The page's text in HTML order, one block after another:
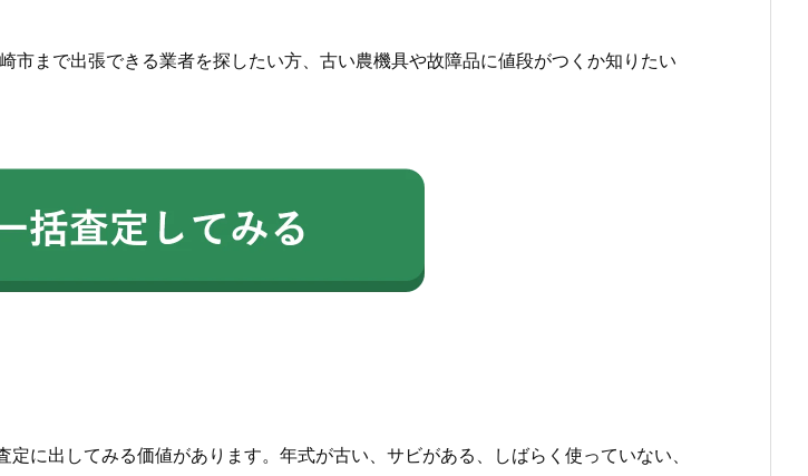
まで出張できる業者を探したい方、古い農機具や故障品に値段がつくか知りたい
に出してみる価値があります。年式が古い、サビがある、しばらく使っていない、